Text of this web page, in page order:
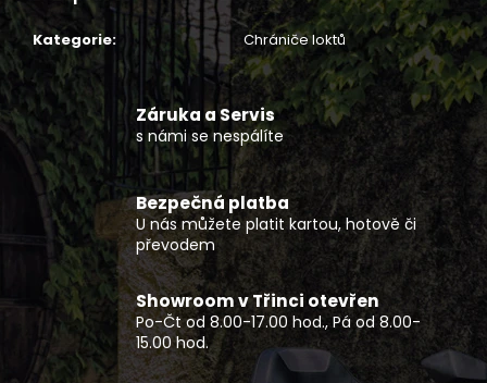
Kategorie: Chrániče loktů
Záruka a Servis
s námi se nespálíte
Bezpečná platba
U nás můžete platit kartou, hotově či
převodem
Showroom v Třinci otevřen
Po-Čt od 8.00-17.00 hod., Pá od 8.00-
15.00 hod.
G3
ČERNÁ
OVERLAND
NOVINKA
279
990
Kč